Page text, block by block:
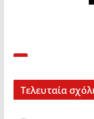
Τελευταία